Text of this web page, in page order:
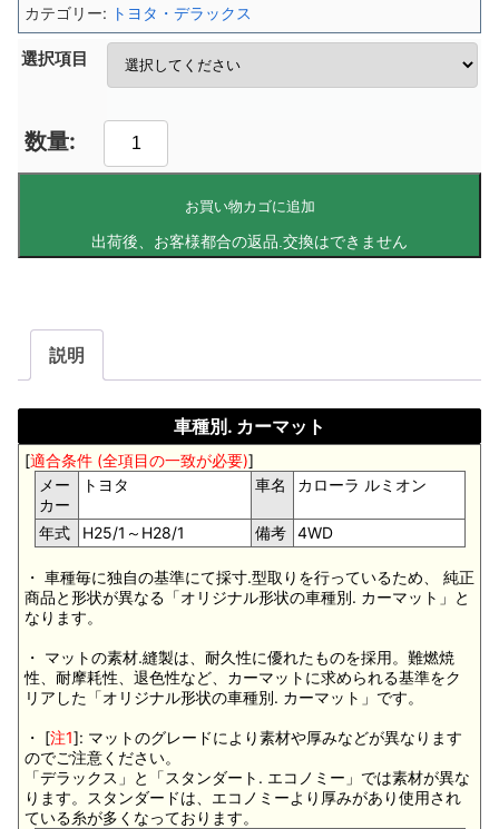
選択項目
お買い物カゴに追加
カテゴリー: トヨタ・デラックス
説明
車種別. カーマット
[適合条件 (全項目の一致が必要)]
メー
カー
トヨタ 車名 カローラ ルミオン
年式 H25/1～H28/1 備考 4WD
・ 車種毎に独自の基準にて採寸.型取りを行っているため、 純正
商品と形状が異なる「オリジナル形状の車種別. カーマット」と
なります。
・ マットの素材.縫製は、耐久性に優れたものを採用。難燃焼
性、耐摩耗性、退色性など、カーマットに求められる基準をク
リアした「オリジナル形状の車種別. カーマット」です。
・ [注1]: マットのグレードにより素材や厚みなどが異なります
のでご注意ください。
「デラックス」と「スタンダート. エコノミー」では素材が異な
ります。スタンダードは、エコノミーより厚みがあり使用され
ている糸が多くなっております。